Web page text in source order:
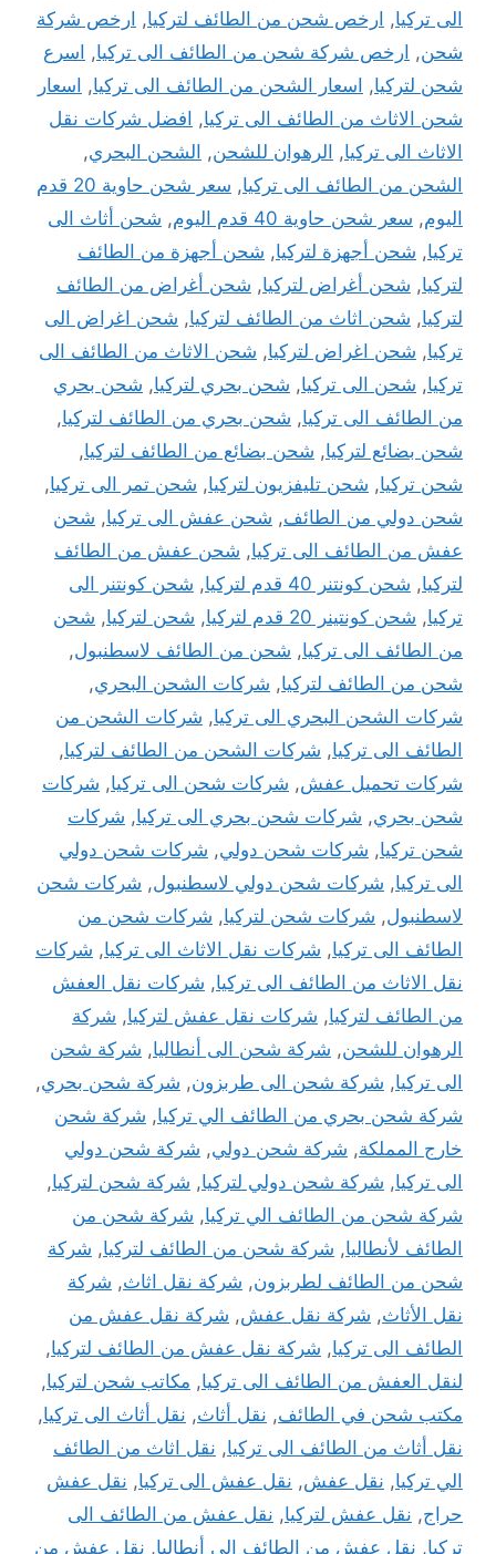
الى تركيا, ارخص شحن من الطائف لتركيا, ارخص شركة
شحن, ارخص شركة شحن من الطائف الى تركيا, اسرع
شحن لتركيا, اسعار الشحن من الطائف الى تركيا, اسعار
شحن الاثاث من الطائف الى تركيا, افضل شركات نقل
الاثاث الى تركيا, الرهوان للشحن, الشحن البحري,
الشحن من الطائف الى تركيا,
سعر شحن حاوية 20 قدم
اليوم, سعر شحن حاوية 40 قدم اليوم , شحن أثاث الى
تركيا, شحن أجهزة لتركيا, شحن أجهزة من الطائف
لتركيا, شحن أغراض لتركيا, شحن أغراض من الطائف
لتركيا, شحن اثاث من الطائف لتركيا, شحن اغراض الى
تركيا, شحن اغراض لتركيا, شحن الاثاث من الطائف الى
تركيا, شحن الى تركيا, شحن بحري لتركيا, شحن بحري
من الطائف الى تركيا, شحن بحري من الطائف لتركيا,
شحن بضائع لتركيا, شحن بضائع من الطائف لتركيا,
شحن تركيا, شحن تليفزيون لتركيا, شحن تمر الى تركيا,
شحن دولي من الطائف, شحن عفش الى تركيا, شحن
عفش من الطائف الى تركيا, شحن عفش من الطائف
لتركيا, شحن كونتنر 40 قدم لتركيا , شحن كونتنر الى
تركيا, شحن كونتينر 20 قدم لتركيا , شحن لتركيا, شحن
من الطائف الى تركيا, شحن من الطائف لاسطنبول,
شحن من الطائف لتركيا, شركات الشحن البحري,
شركات الشحن البحري الى تركيا, شركات الشحن من
الطائف الى تركيا, شركات الشحن من الطائف لتركيا,
شركات تحميل عفش, شركات شحن الى تركيا, شركات
شحن بحري, شركات شحن بحري الى تركيا, شركات
شحن تركيا, شركات شحن دولي, شركات شحن دولي
الى تركيا, شركات شحن دولي لاسطنبول, شركات شحن
لاسطنبول, شركات شحن لتركيا, شركات شحن من
الطائف الى تركيا, شركات نقل الاثاث الى تركيا, شركات
نقل الاثاث من الطائف الى تركيا, شركات نقل العفش
من الطائف لتركيا, شركات نقل عفش لتركيا, شركة
الرهوان للشحن, شركة شحن الى أنطاليا, شركة شحن
الى تركيا, شركة شحن الى طربزون, شركة شحن بحري,
شركة شحن بحري من الطائف الي تركيا, شركة شحن
خارج المملكة, شركة شحن دولي, شركة شحن دولي
الى تركيا, شركة شحن دولي لتركيا, شركة شحن لتركيا,
شركة شحن من الطائف الي تركيا, شركة شحن من
الطائف لأنطاليا, شركة شحن من الطائف لتركيا, شركة
شحن من الطائف لطربزون, شركة نقل اثاث, شركة
نقل الأثاث, شركة نقل عفش, شركة نقل عفش من
الطائف الى تركيا, شركة نقل عفش من الطائف لتركيا,
لنقل العفش من الطائف الى تركيا, مكاتب شحن لتركيا,
مكتب شحن في الطائف, نقل أثاث, نقل أثاث الى تركيا,
نقل أثاث من الطائف الى تركيا, نقل اثاث من الطائف
الي تركيا, نقل عفش, نقل عفش الى تركيا, نقل عفش
حراج, نقل عفش لتركيا, نقل عفش من الطائف الى
تركيا, نقل عفش من الطائف الي أنطاليا, نقل عفش من